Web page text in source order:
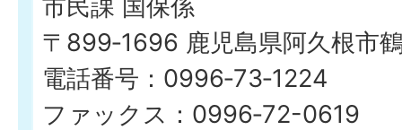
市民課 国保係
〒899‐1696 鹿児島県阿久根市
電話番号：0996‐73‐1224
ファックス：0996‐72-0619